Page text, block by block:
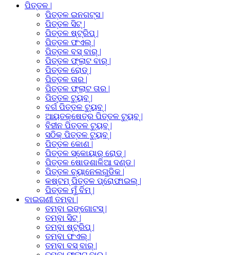
ପିତ୍ତଳ |
ପିତ୍ତଳ ଇନଗଟ୍ସ |
ପିତ୍ତଳ ସିଟ୍ |
ପିତ୍ତଳ ଷ୍ଟ୍ରିପ୍ |
ପିତ୍ତଳ ଫଏଲ୍ |
ପିତ୍ତଳ ବସ୍ ବାର୍ |
ପିତ୍ତଳ ଫ୍ଲାଟ ବାର୍ |
ପିତ୍ତଳ ରୋଡ୍ |
ପିତ୍ତଳ ତାର |
ପିତ୍ତଳ ଫ୍ଲାଟ ତାର |
ପିତ୍ତଳ ଟ୍ୟୁବ୍ |
ବର୍ଗ ପିତ୍ତଳ ଟ୍ୟୁବ୍ |
ଆୟତକ୍ଷେତ୍ର ପିତ୍ତଳ ଟ୍ୟୁବ୍ |
ବିହୀନ ପିତ୍ତଳ ଟ୍ୟୁବ୍ |
ସଠିକ୍ ପିତ୍ତଳ ଟ୍ୟୁବ୍ |
ପିତ୍ତଳ କୋଣ |
ପିତ୍ତଳ ସ୍କୋୟାର୍ ରୋଡ୍ |
ପିତ୍ତଳ ଷୋଡଶାଳିଆ ଦଣ୍ଡ |
ପିତ୍ତଳ ଚ୍ୟାନେଲଗୁଡିକ |
କଷ୍ଟମ୍ ପିତ୍ତଳ ପ୍ରୋଫାଇଲ୍ |
ପିତ୍ତଳ ମୁଁ ବିମ୍ |
ବାଇଗଣୀ ତମ୍ବା |
ତମ୍ବା ଇଙ୍ଗୋଟସ୍ |
ତମ୍ବା ସିଟ୍ |
ତମ୍ବା ଷ୍ଟ୍ରିପ୍ |
ତମ୍ବା ଫଏଲ୍ |
ତମ୍ବା ବସ୍ ବାର୍ |